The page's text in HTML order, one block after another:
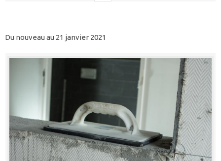
Du nouveau au 21 janvier 2021